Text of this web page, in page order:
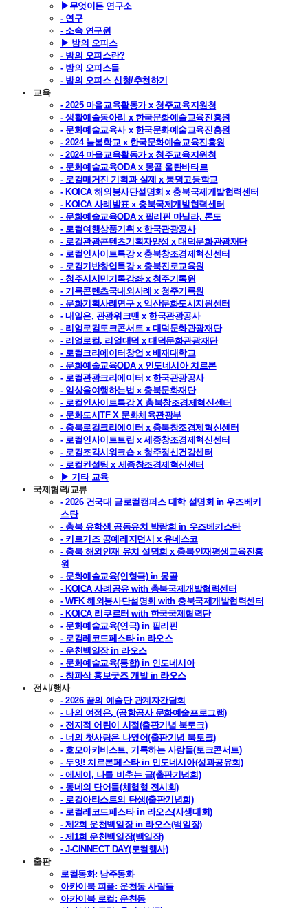
▶무엇이든 연구소
- 연구
- 소속 연구원
▶ 밤의 오피스
- 밤의 오피스란?
- 밤의 오피스들
- 밤의 오피스 신청/추천하기
교육
- 2025 마을교육활동가 x 청주교육지원청
- 생활예술동아리 x 한국문화예술교육진흥원
- 문화예술교육사 x 한국문화예술교육진흥원
- 2024 늘봄학교 x 한국문화예술교육진흥원
- 2024 마을교육활동가 x 청주교육지원청
- 문화예술교육ODA x 몽골 울란바타르
- 로컬매거진 기획과 실제 x 봉명고등학교
- KOICA 해외봉사단설명회 x 충북국제개발협력센터
- KOICA 사례발표 x 충북국제개발협력센터
- 문화예술교육ODA x 필리핀 마닐라, 톤도
- 로컬여행상품기획 x 한국관광공사
- 로컬관광콘텐츠기획자양성 x 대덕문화관광재단
- 로컬인사이트특강 x 충북창조경제혁신센터
- 로컬기반창업특강 x 충북진로교육원
- 청주시시민기록강좌 x 청주기록원
- 기록콘텐츠국내외사례 x 청주기록원
- 문화기획사례연구 x 익산문화도시지원센터
- 내일은, 관광워크맨 x 한국관광공사
- 리얼로컬토크콘서트 x 대덕문화관광재단
- 리얼로컬, 리얼대덕 x 대덕문화관광재단
- 로컬크리에이터창업 x 배재대학교
- 문화예술교육ODA x 인도네시아 치르본
- 로컬관광크리에이터 x 한국관광공사
- 일상을여행하는법 x 충북문화재단
- 로컬인사이트특강 X 충북창조경제혁신센터
- 문화도시TF X 문화체육관광부
- 충북로컬크리에이터 x 충북창조경제혁신센터
- 로컬인사이트트립 x 세종창조경제혁신센터
- 로컬조각시워크숍 x 청주정신건강센터
- 로컬컨설팅 x 세종창조경제혁신센터
▶ 기타 교육
국제협력/교류
- 2026 건국대 글로컬캠퍼스 대학 설명회 in 우즈베키
스탄
- 충북 유학생 공동유치 박람회 in 우즈베키스탄
- 키르기즈 공예레지던시 x 유네스코
- 충북 해외인재 유치 설명회 x 충북인재평생교육진흥
원
- 문화예술교육(인형극) in 몽골
- KOICA 사례공유 with 충북국제개발협력센터
- WFK 해외봉사단설명회 with 충북국제개발협력센터
- KOICA 리쿠르터 with 한국국제협력단
- 문화예술교육(연극) in 필리핀
- 로컬레코드페스타 in 라오스
- 운천백일장 in 라오스
- 문화예술교육(통합) in 인도네시아
- 참파삭 홍보굿즈 개발 in 라오스
전시/행사
- 2026 꿈의 예술단 관계자간담회
- 나의 여정은, (공항공사 문화예술프로그램)
- 전지적 어린이 시점(출판기념 북토크)
- 너의 첫사랑은 나였어(출판기념 북토크)
- 호모아키비스트, 기록하는 사람들(토크콘서트)
- 두잇! 치르본페스타 in 인도네시아(성과공유회)
- 에세이, 나를 비추는 글(출판기념회)
- 동네의 단어들(체험형 전시회)
- 로컬아티스트의 탄생(출판기념회)
- 로컬레코드페스타 in 라오스(사생대회)
- 제2회 운천백일장 in 라오스(백일장)
- 제1회 운천백일장(백일장)
- J-CINNECT DAY(로컬행사)
출판
로컬동화: 남주동화
아카이북 피플: 운천동 사람들
아카이북 로컬: 운천동